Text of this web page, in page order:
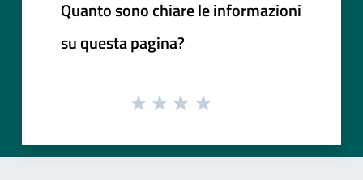
Quanto sono chiare le informazioni
su questa pagina?